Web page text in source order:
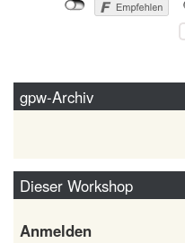
gpw-Archiv
Dieser Workshop
Anmelden